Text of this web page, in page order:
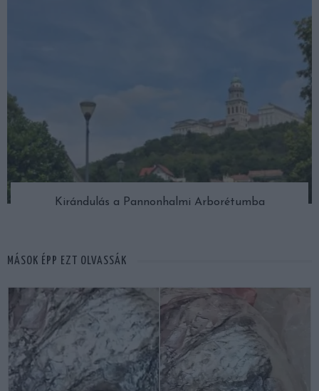
Kirándulás a Pannonhalmi Arborétumba
MÁSOK ÉPP EZT OLVASSÁK